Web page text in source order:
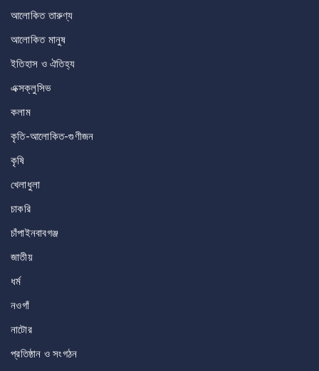
আলোকিত তারুণ্য
আলোকিত মানুষ
ইতিহাস ও ঐতিহ্য
এক্সক্লুসিভ
কলাম
কৃতি-আলোকিত-গুণীজন
কৃষি
খেলাধুলা
চাকরি
চাঁপাইনবাবগঞ্জ
জাতীয়
ধর্ম
নওগাঁ
নাটোর
প্রতিষ্ঠান ও সংগঠন